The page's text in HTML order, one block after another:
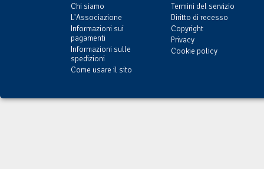
Chi siamo
L'Associazione
Informazioni sui
pagamenti
Informazioni sulle
spedizioni
Come usare il sito
Termini del servizio
Diritto di recesso
Copyright
Privacy
Cookie policy